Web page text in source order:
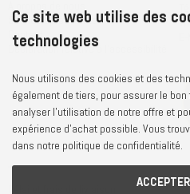
Service après-vente
Contact
Déclaration relative à l'accessibilité
Ce site web utilise des
technologies
Nous utilisons des cookies et des
également de tiers, pour assurer le
analyser l'utilisation de notre offre et
expérience d'achat possible. Vous
dans notre politique de confidentialité.